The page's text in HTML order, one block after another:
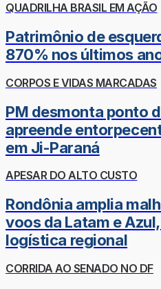
QUADRILHA BRASIL EM AÇÃO
Patrimônio de
870% nos últimos
CORPOS E VIDAS MARCADAS
PM desmonta ponto
apreende
em Ji-Paraná
APESAR DO ALTO CUSTO
Rondônia amplia
voos da Latam e
logística regional
CORRIDA AO SENADO NO DF